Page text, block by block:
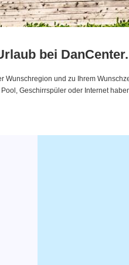
bei DanCenter.
und zu Ihrem
Geschirrspüler oder Internet